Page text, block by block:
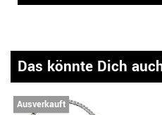
Das könnte Dich
Ausverkauft